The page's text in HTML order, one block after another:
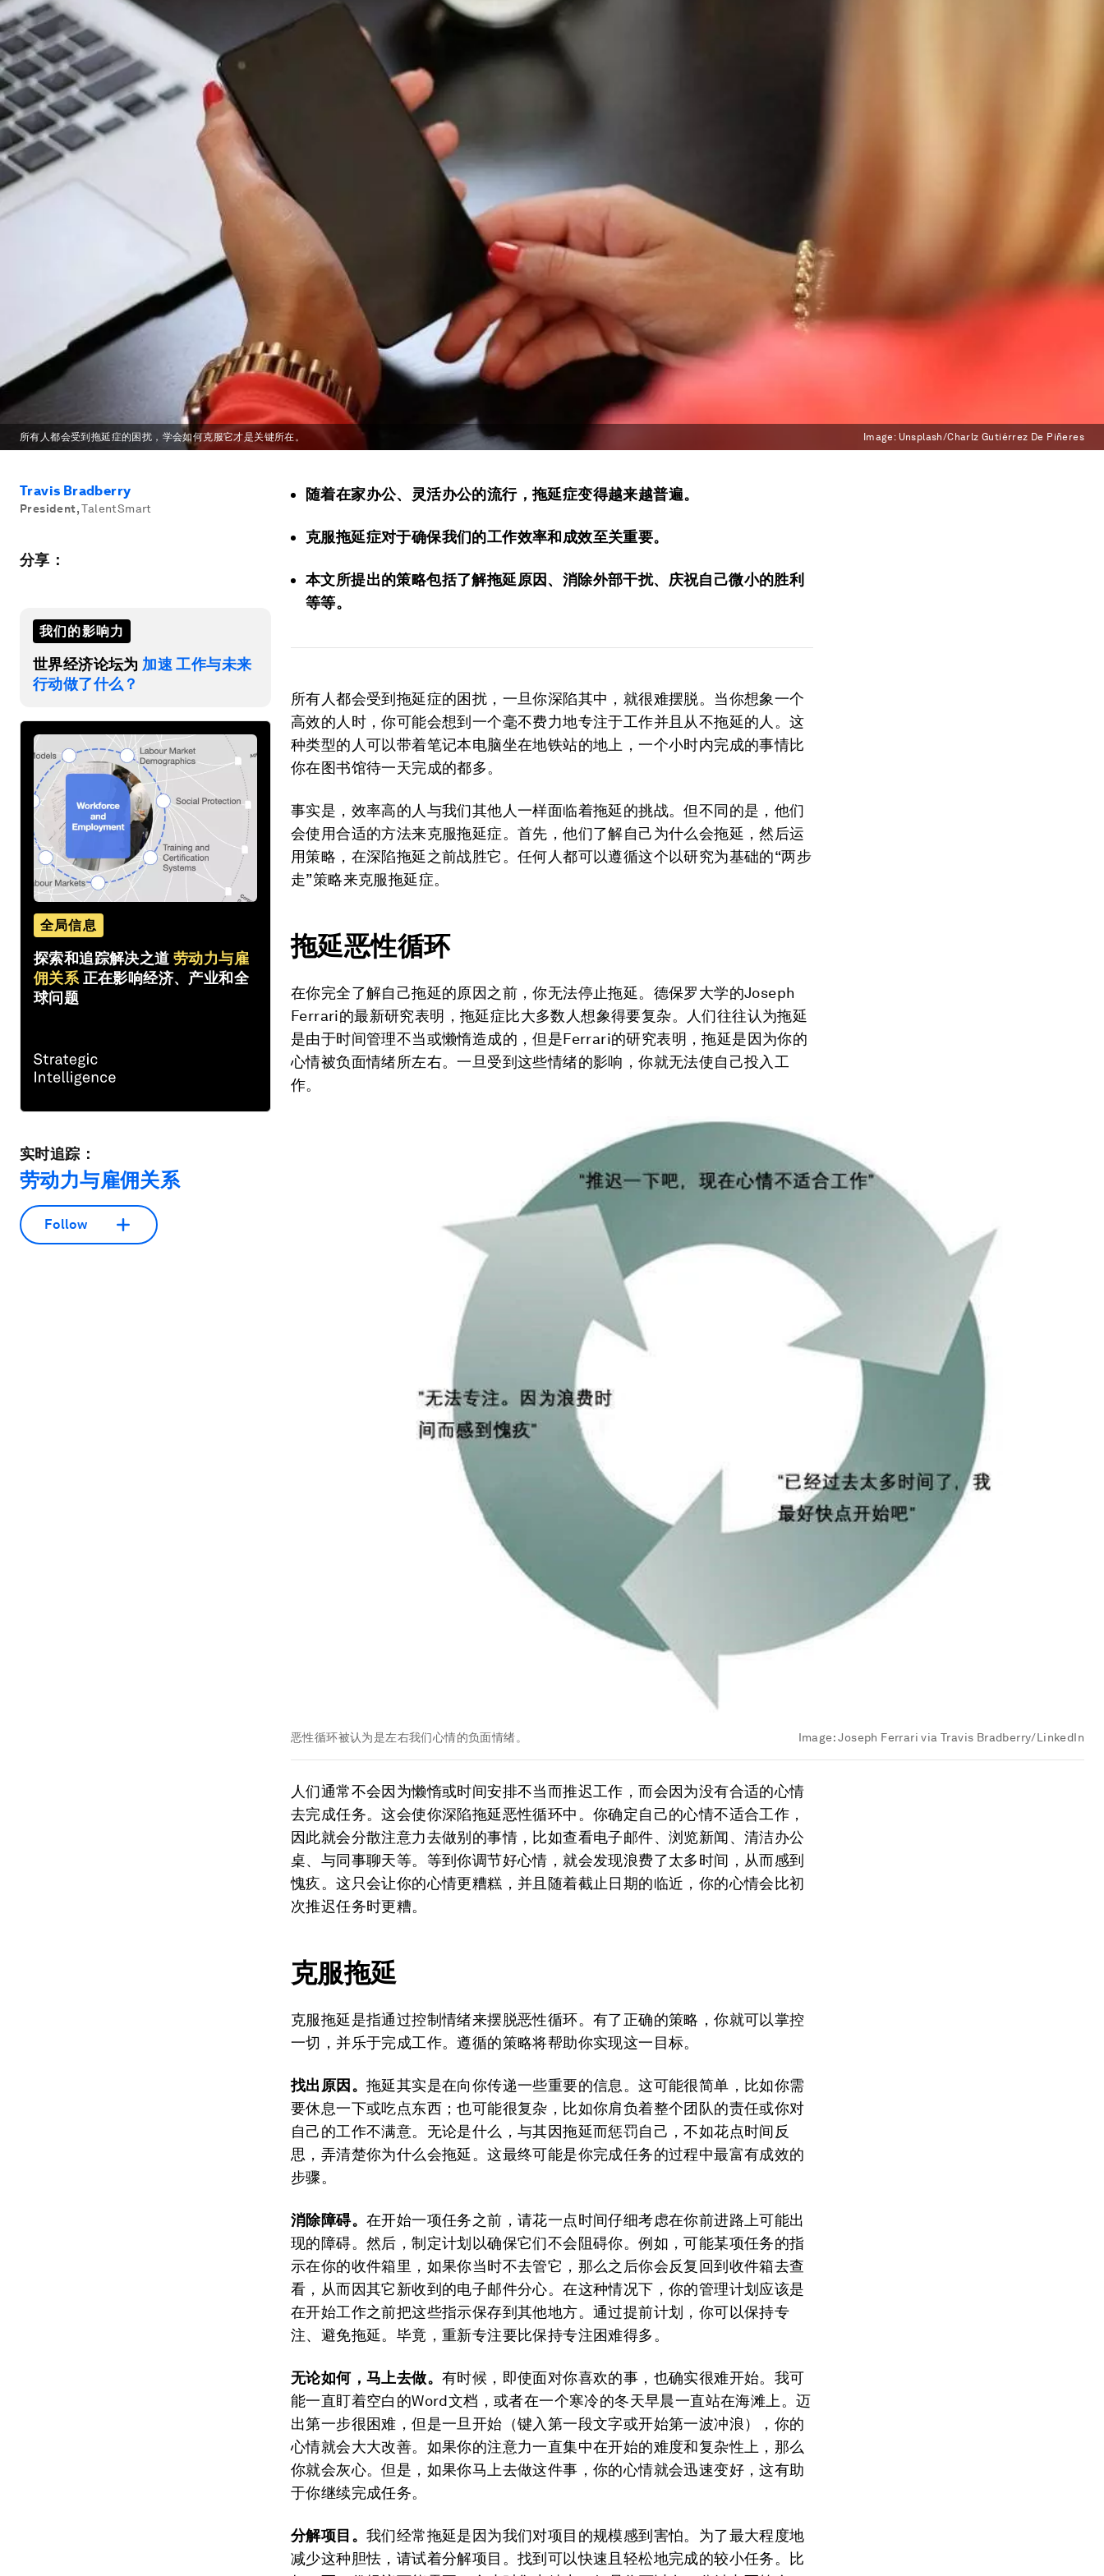
所有人都会受到拖延症的困扰，学会如何克服它才是关键所在。 Image: Unsplash/Charlz Gutiérrez De Piñeres
Travis Bradberry
President, TalentSmart
分享：
我们的影响力
世界经济论坛为 加速 工作与未来
行动做了什么？
全局信息
探索和追踪解决之道 劳动力与雇
佣关系 正在影响经济、产业和全
球问题
实时追踪：
劳动力与雇佣关系
Follow
随着在家办公、灵活办公的流行，拖延症变得越来越普遍。
克服拖延症对于确保我们的工作效率和成效至关重要。
本文所提出的策略包括了解拖延原因、消除外部干扰、庆祝自己微小的胜利
等等。
所有人都会受到拖延症的困扰，一旦你深陷其中，就很难摆脱。当你想象一个
高效的人时，你可能会想到一个毫不费力地专注于工作并且从不拖延的人。这
种类型的人可以带着笔记本电脑坐在地铁站的地上，一个小时内完成的事情比
你在图书馆待一天完成的都多。
事实是，效率高的人与我们其他人一样面临着拖延的挑战。但不同的是，他们
会使用合适的方法来克服拖延症。首先，他们了解自己为什么会拖延，然后运
用策略，在深陷拖延之前战胜它。任何人都可以遵循这个以研究为基础的“两步
走”策略来克服拖延症。
拖延恶性循环
在你完全了解自己拖延的原因之前，你无法停止拖延。德保罗大学的Joseph
Ferrari的最新研究表明，拖延症比大多数人想象得要复杂。人们往往认为拖延
是由于时间管理不当或懒惰造成的，但是Ferrari的研究表明，拖延是因为你的
心情被负面情绪所左右。一旦受到这些情绪的影响，你就无法使自己投入工
作。
恶性循环被认为是左右我们心情的负面情绪。 Image:Joseph Ferrari via Travis Bradberry/LinkedIn
人们通常不会因为懒惰或时间安排不当而推迟工作，而会因为没有合适的心情
去完成任务。这会使你深陷拖延恶性循环中。你确定自己的心情不适合工作，
因此就会分散注意力去做别的事情，比如查看电子邮件、浏览新闻、清洁办公
桌、与同事聊天等。等到你调节好心情，就会发现浪费了太多时间，从而感到
愧疚。这只会让你的心情更糟糕，并且随着截止日期的临近，你的心情会比初
次推迟任务时更糟。
克服拖延
克服拖延是指通过控制情绪来摆脱恶性循环。有了正确的策略，你就可以掌控
一切，并乐于完成工作。遵循的策略将帮助你实现这一目标。
找出原因。 拖延其实是在向你传递一些重要的信息。这可能很简单，比如你需
要休息一下或吃点东西；也可能很复杂，比如你肩负着整个团队的责任或你对
自己的工作不满意。无论是什么，与其因拖延而惩罚自己，不如花点时间反
思，弄清楚你为什么会拖延。这最终可能是你完成任务的过程中最富有成效的
步骤。
消除障碍。 在开始一项任务之前，请花一点时间仔细考虑在你前进路上可能出
现的障碍。然后，制定计划以确保它们不会阻碍你。例如，可能某项任务的指
示在你的收件箱里，如果你当时不去管它，那么之后你会反复回到收件箱去查
看，从而因其它新收到的电子邮件分心。在这种情况下，你的管理计划应该是
在开始工作之前把这些指示保存到其他地方。通过提前计划，你可以保持专
注、避免拖延。毕竟，重新专注要比保持专注困难得多。
无论如何，马上去做。 有时候，即使面对你喜欢的事，也确实很难开始。我可
能一直盯着空白的Word文档，或者在一个寒冷的冬天早晨一直站在海滩上。迈
出第一步很困难，但是一旦开始（键入第一段文字或开始第一波冲浪），你的
心情就会大大改善。如果你的注意力一直集中在开始的难度和复杂性上，那么
你就会灰心。但是，如果你马上去做这件事，你的心情就会迅速变好，这有助
于你继续完成任务。
分解项目。 我们经常拖延是因为我们对项目的规模感到害怕。为了最大程度地
减少这种胆怯，请试着分解项目。找到可以快速且轻松地完成的较小任务。比